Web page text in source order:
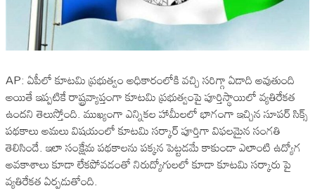
AP: ఏపీలో కూటమి ప్రభుత్వం అధికారంలోకి వచ్చి సరిగ్గా ఏడాది అవుతుంది
అయితే ఇప్పటికే రాష్ట్రవ్యాప్తంగా కూటమి ప్రభుత్వంపై పూర్తిస్థాయిలో వ్యతిరేకత
ఉందని తెలుస్తోంది. ముఖ్యంగా ఎన్నికల హామీలలో భాగంగా ఇచ్చిన సూపర్ సిక్స్
పథకాలు అమలు విషయంలో కూటమి సర్కార్ పూర్తిగా విఫలమైన సంగతి
తెలిసిందే. ఇలా సంక్షేమ పథకాలను పక్కన పెట్టడమే కాకుండా ఎలాంటి ఉద్యోగ
అవకాశాలు కూడా లేకపోవడంతో నిరుద్యోగులలో కూడా కూటమి సర్కారు పై
వ్యతిరేకత ఏర్పడుతోంది.